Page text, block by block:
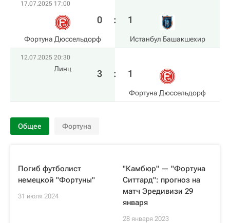
17.07.2025 17:00
Фортуна Дюссельдорф
0 : 1
Истанбул Башакшехир
12.07.2025 20:30
Линц 3 : 1
Фортуна Дюссельдорф
Общее Фортуна
Погиб футболист
немецкой "Фортуны"
31 июля 2024
"Камбюр" — "Фортуна
Ситтард": прогноз на
матч Эредивизи 29
января
28 января 2023